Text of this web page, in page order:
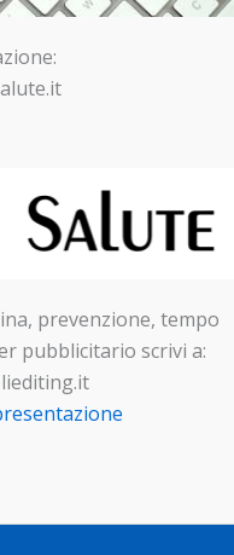
prevenzione, tempo
pubblicitario scrivi a: